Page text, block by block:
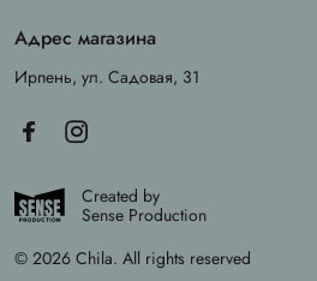
Адрес магазина
Ирпень, ул. Садовая, 31
Created by
Sense Production
© 2026 Chila. All rights reserved